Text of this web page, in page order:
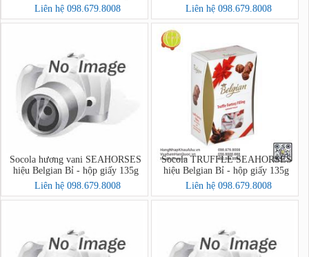
Liên hệ 098.679.8008
Liên hệ 098.679.8008
Socola hương vani SEAHORSES
hiệu Belgian Bỉ - hộp giấy 135g
Liên hệ 098.679.8008
Socola TRUFFLE SEAHORSES
hiệu Belgian Bỉ - hộp giấy 135g
Liên hệ 098.679.8008